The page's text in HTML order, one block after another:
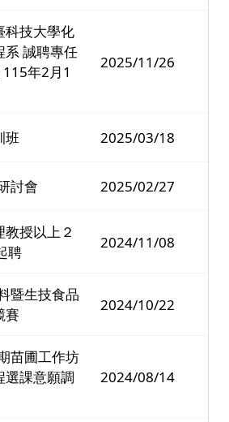
科技大學化
系 誠聘專任
年2月1
2025/11/26
班 2025/03/18
討會 2025/02/27
授以上２
聘
2024/11/08
暨生技食品
賽
2024/10/22
苗圃工作坊
選課意願調
2024/08/14